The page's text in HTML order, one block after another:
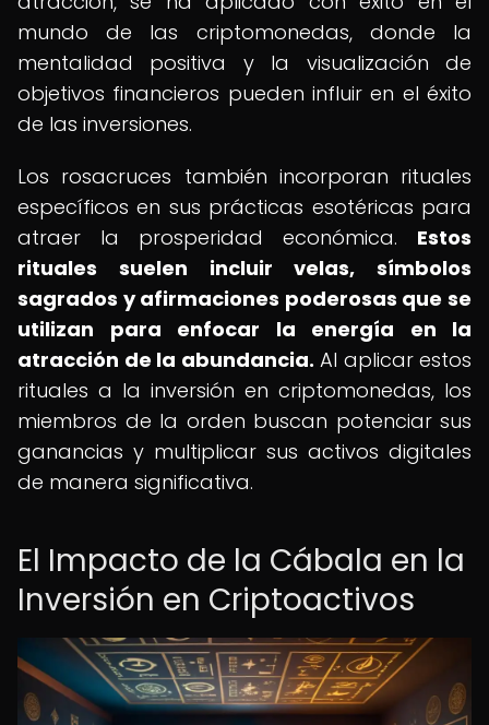
mundo de las criptomonedas, donde la
mentalidad positiva y la visualización de
objetivos financieros pueden influir en el éxito
de las inversiones.
Los rosacruces también incorporan rituales
específicos en sus prácticas esotéricas para
atraer la prosperidad económica. Estos
rituales suelen incluir velas, símbolos
sagrados y afirmaciones poderosas que se
utilizan para enfocar la energía en la
atracción de la abundancia. Al aplicar estos
rituales a la inversión en criptomonedas, los
miembros de la orden buscan potenciar sus
ganancias y multiplicar sus activos digitales
de manera significativa.
El Impacto de la Cábala en la
Inversión en Criptoactivos